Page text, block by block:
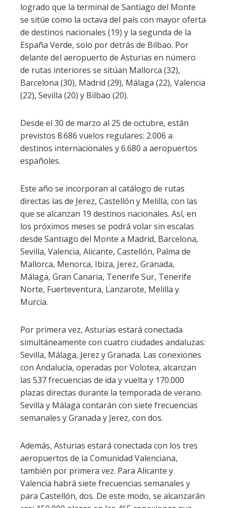
logrado que la terminal de Santiago del Monte
se sitúe como la octava del país con mayor oferta
de destinos nacionales (19) y la segunda de la
España Verde, solo por detrás de Bilbao. Por
delante del aeropuerto de Asturias en número
de rutas interiores se sitúan Mallorca (32),
Barcelona (30), Madrid (29), Málaga (22), Valencia
(22), Sevilla (20) y Bilbao (20).
Desde el 30 de marzo al 25 de octubre, están
previstos 8.686 vuelos regulares: 2.006 a
destinos internacionales y 6.680 a aeropuertos
españoles.
Este año se incorporan al catálogo de rutas
directas las de Jerez, Castellón y Melilla, con las
que se alcanzan 19 destinos nacionales. Así, en
los próximos meses se podrá volar sin escalas
desde Santiago del Monte a Madrid, Barcelona,
Sevilla, Valencia, Alicante, Castellón, Palma de
Mallorca, Menorca, Ibiza, Jerez, Granada,
Málaga, Gran Canaria, Tenerife Sur, Tenerife
Norte, Fuerteventura, Lanzarote, Melilla y
Murcia.
Por primera vez, Asturias estará conectada
simultáneamente con cuatro ciudades andaluzas:
Sevilla, Málaga, Jerez y Granada. Las conexiones
con Andalucía, operadas por Volotea, alcanzan
las 537 frecuencias de ida y vuelta y 170.000
plazas directas durante la temporada de verano.
Sevilla y Málaga contarán con siete frecuencias
semanales y Granada y Jerez, con dos.
Además, Asturias estará conectada con los tres
aeropuertos de la Comunidad Valenciana,
también por primera vez. Para Alicante y
Valencia habrá siete frecuencias semanales y
para Castellón, dos. De este modo, se alcanzarán